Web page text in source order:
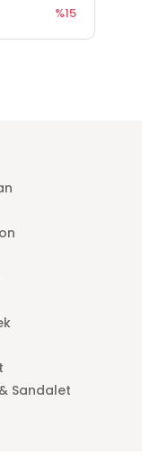
%15
Sandalet